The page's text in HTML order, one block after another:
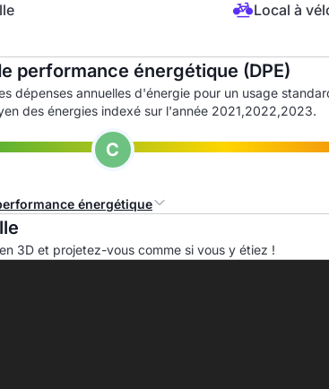
Local à
performance énergétique (DPE)
dépenses annuelles d'énergie pour un usage
des énergies indexé sur l'année 2021,2022,2023.
C
énergétique
primaire (CEP) Indice
3D et projetez-vous comme si vous y étiez !